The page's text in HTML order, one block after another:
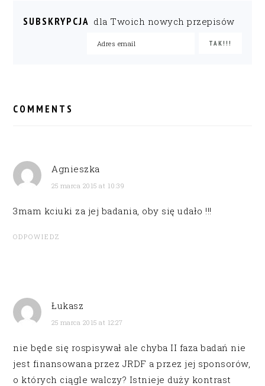
SUBSKRYPCJA dla Twoich nowych przepisów
INTERACTIONS
COMMENTS
Agnieszka
25 marca 2015 at 10:39
3mam kciuki za jej badania, oby się udało !!!
ODPOWIEDZ
Łukasz
25 marca 2015 at 12:27
nie będe się rospisywał ale chyba II faza badań nie
jest finansowana przez JRDF a przez jej sponsorów,
o których ciągle walczy? Istnieje duży kontrast